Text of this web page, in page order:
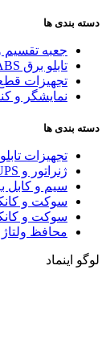
دسته بندی ها
جعبه تقسیم
تابلو برق ABS
تجهیزات
نمایشگر و
دسته بندی ها
تجهیزات تابلو
ژنراتور و UPS
سیم و کابل
سوکت و
سوکت و
محافظ ولتاژ
لوگو اینماد